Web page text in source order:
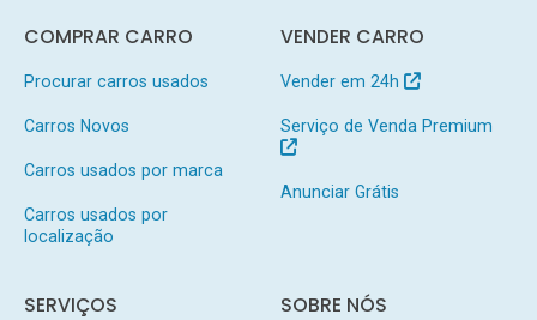
COMPRAR CARRO
Procurar carros usados
Carros Novos
Carros usados por marca
Carros usados por
localização
VENDER CARRO
Vender em 24h
Serviço de Venda Premium
Anunciar Grátis
SERVIÇOS SOBRE NÓS